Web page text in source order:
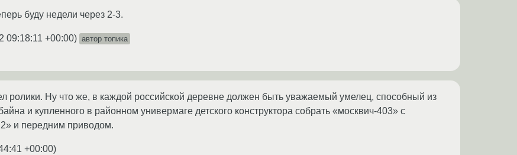
буду недели через 2-3.
09:18:11 +00:00) автор топика
ролики. Ну что же, в каждой российской деревне должен быть уважаемый умелец, способный из
и купленного в районном универмаге детского конструктора собрать «москвич-403» с
и передним приводом.
+00:00)